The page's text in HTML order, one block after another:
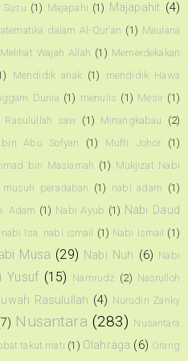
(1) Majapahi (1) Majapahit (4)
dalam Al-Qur'an (1) Maulana
Melihat Wajah Allah (1) Memerdekakan
Mendidik anak (1)
mendidik Hawa
Dunia (1) menulis (1) Mesir (1)
Rasulullah saw (1) Minangkabau
(2)
Abu Sofyan (1) Mufti Johor (1)
bin Maslamah (1) Mukjizat Nabi
musuh peradaban (1) nabi adam (1)
Adam (1) Nabi Ayub (1) Nabi Daud
nabi Isa. nabi ismail (1) Nabi Ismail (1)
Musa (29) Nabi Nuh (6) Nabi
Yusuf (15) Namrudz (2) Nasrulloh
Rasulullah (4) Nurudin Zanky
Nusantara (283) Nusantara
takut mati (1) Olahraga (6) Orang